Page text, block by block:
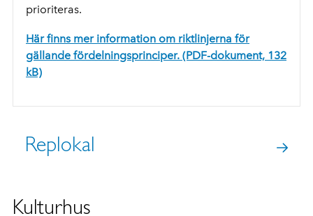
prioriteras.
Här finns mer information om riktlinjerna för
gällande fördelningsprinciper. (PDF-dokument, 132
kB)
Replokal
Kulturhus